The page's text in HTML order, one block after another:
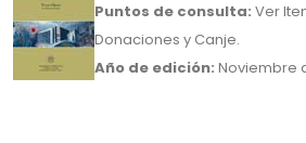
Puntos de consulta: Ver
Donaciones y Canje.
Año de edición: Noviembre